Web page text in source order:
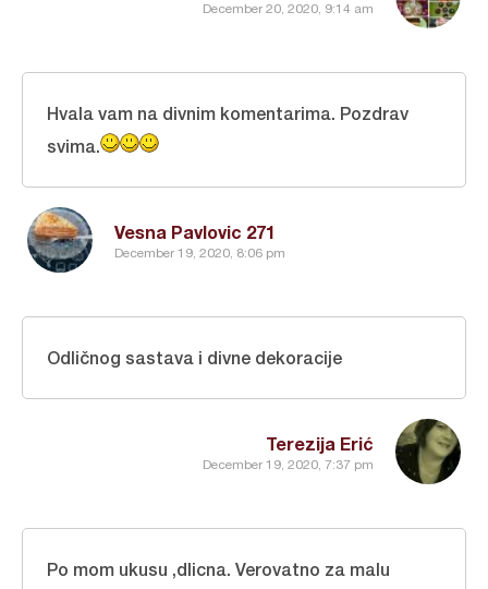
December 20, 2020, 9:14 am
Vesna Pavlovic 271
December 19, 2020, 8:06 pm
Hvala vam na divnim komentarima. Pozdrav
svima.
Terezija Erić
December 19, 2020, 7:37 pm
Odličnog sastava i divne dekoracije
Po mom ukusu ,dlicna. Verovatno za malu